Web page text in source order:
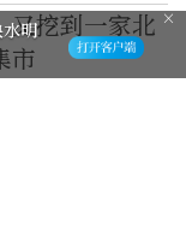
又挖到一家北
市
明